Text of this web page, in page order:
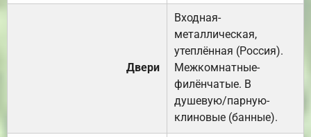
Двери
Входная-
металлическая,
утеплённая (Россия).
Межкомнатные-
филёнчатые. В
душевую/парную-
клиновые (банные).